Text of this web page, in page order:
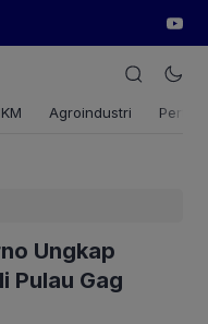
Agroindustri
Ungkap
Pulau Gag